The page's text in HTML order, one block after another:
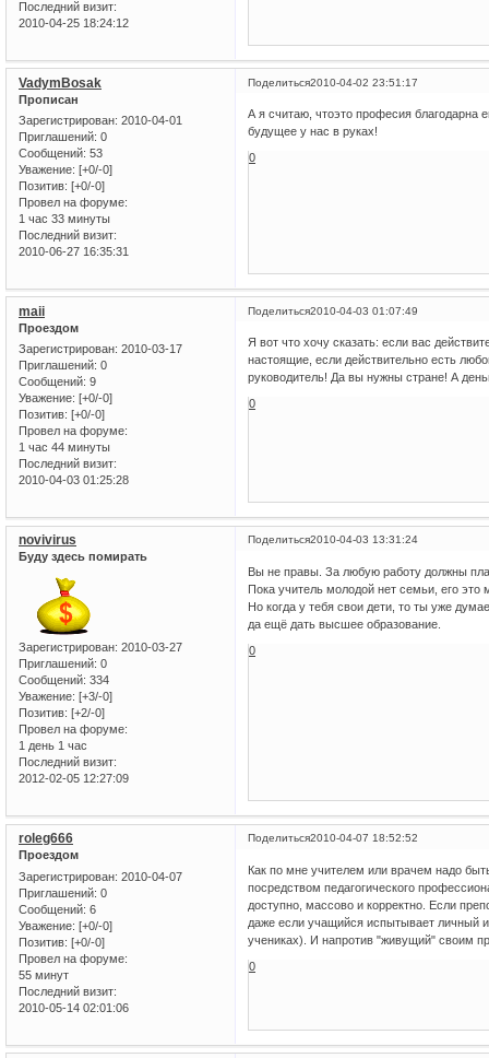
Последний визит:
2010-04-25 18:24:12
Поделиться2010-04-02 23:51:17
VadymBosak
Прописан
Зарегистрирован: 2010-04-01
Приглашений: 0
Сообщений: 53
Уважение: [+0/-0]
Позитив: [+0/-0]
Провел на форуме:
1 час 33 минуты
Последний визит:
2010-06-27 16:35:31
А я считаю, чтоэто професия благодарна
будущее у нас в руках!
0
Поделиться2010-04-03 01:07:49
maii
Проездом
Зарегистрирован: 2010-03-17
Приглашений: 0
Сообщений: 9
Уважение: [+0/-0]
Позитив: [+0/-0]
Провел на форуме:
1 час 44 минуты
Последний визит:
2010-04-03 01:25:28
Я вот что хочу сказать: если вас
настоящие, если действительно есть
руководитель! Да вы нужны стране! А
0
Поделиться2010-04-03 13:31:24
novivirus
Буду здесь помирать
Зарегистрирован: 2010-03-27
Приглашений: 0
Сообщений: 334
Уважение: [+3/-0]
Позитив: [+2/-0]
Провел на форуме:
1 день 1 час
Последний визит:
2012-02-05 12:27:09
Вы не правы. За любую работу должны
Пока учитель молодой нет семьи, его это
Но когда у тебя свои дети, то ты уже
да ещё дать высшее образование.
0
Поделиться2010-04-07 18:52:52
roleg666
Проездом
Зарегистрирован: 2010-04-07
Приглашений: 0
Сообщений: 6
Уважение: [+0/-0]
Позитив: [+0/-0]
Провел на форуме:
55 минут
Последний визит:
2010-05-14 02:01:06
Как по мне учителем или врачем надо
посредством педагогического
доступно, массово и корректно. Если
даже если учащийся испытывает личный
учениках). И напротив "живущий" своим
0